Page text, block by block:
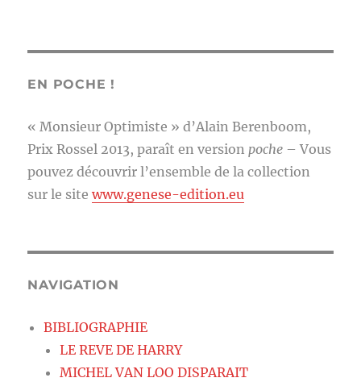
EN POCHE !
« Monsieur Optimiste » d’Alain Berenboom,
Prix Rossel 2013, paraît en version poche – Vous
pouvez découvrir l’ensemble de la collection
sur le sitewww.genese-edition.eu
NAVIGATION
BIBLIOGRAPHIE
LE REVE DE HARRY
MICHEL VAN LOO DISPARAIT